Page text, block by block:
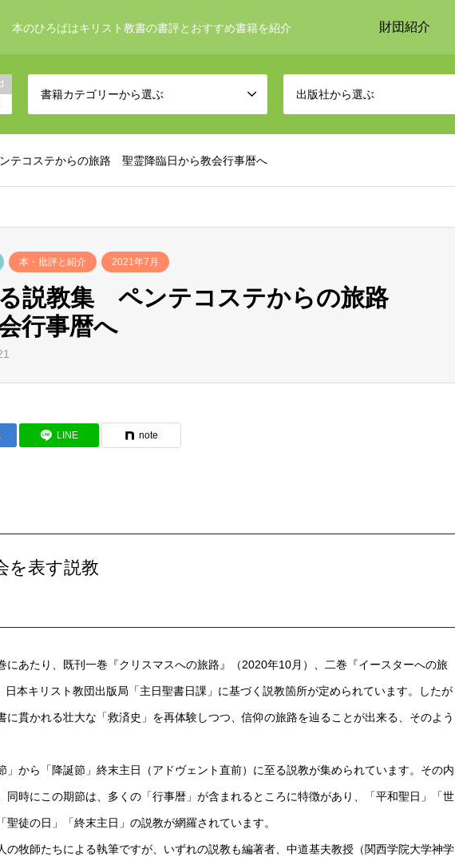
本のひろばはキリスト教書の書評とおすすめ書籍を紹介 財団紹介
書籍カテゴリーから選ぶ 出版社から選ぶ
テコステからの旅路 聖霊降臨日から教会行事暦へ
本・批評と紹介 2021年7月
説教集 ペンテコステからの旅路
行事暦へ
LINE note
を表す説教
あたり、既刊一巻『クリスマスへの旅路』（2020年10月）、二巻『イースターへの旅
本キリスト教団出版局「主日聖書日課」に基づく説教箇所が定められています。したが
貫かれる壮大な「救済史」を再体験しつつ、信仰の旅路を辿ることが出来る、そのよう
から「降誕節」終末主日（アドヴェント直前）に至る説教が集められています。その内
同時にこの期節は、多くの「行事暦」が含まれるところに特徴があり、「平和聖日」「世
徒の日」「終末主日」の説教が網羅されています。
牧師たちによる執筆ですが、いずれの説教も編著者、中道基夫教授（関西学院大学神学